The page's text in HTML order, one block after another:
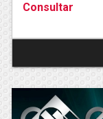
Consultar